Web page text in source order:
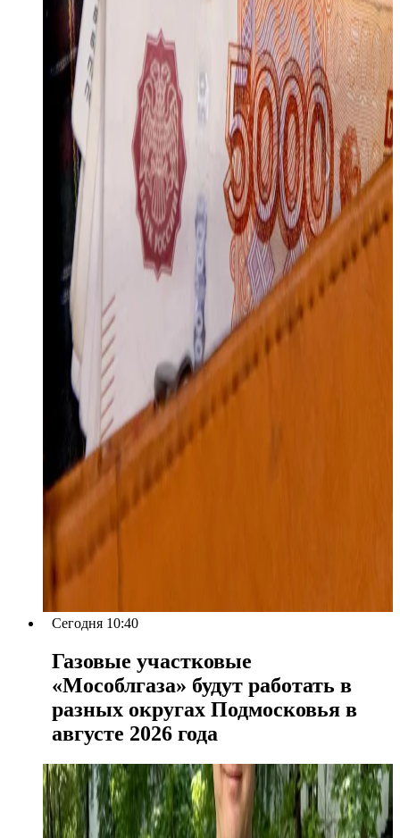
Сегодня 10:40
Газовые участковые
«Мособлгаза» будут работать в
разных округах Подмосковья в
августе 2026 года